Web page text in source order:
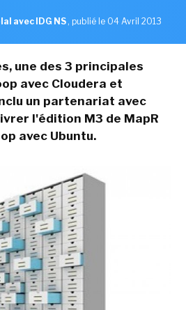
avec IDG NS , publié le 04 Avril 2013
une des 3 principales
avec Cloudera et
un partenariat avec
l'édition M3 de MapR
avec Ubuntu.